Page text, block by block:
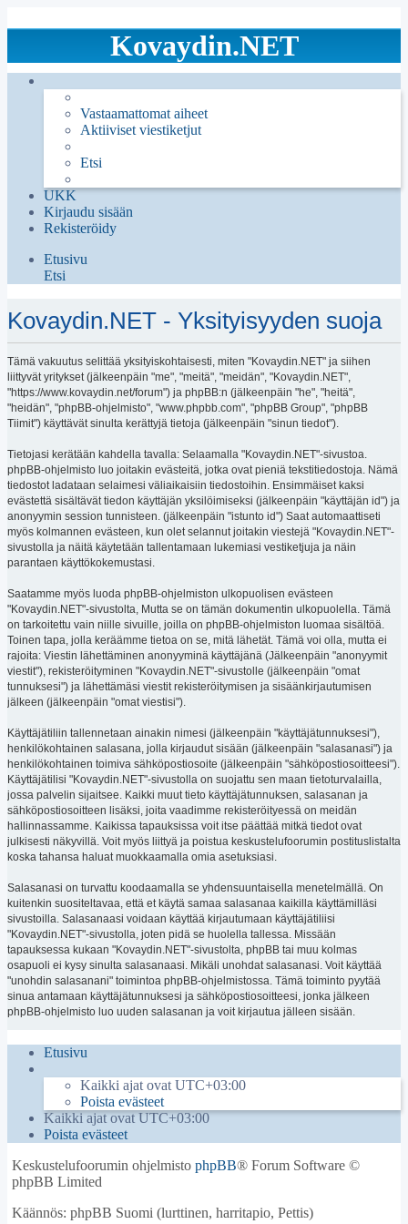
Kovaydin.NET
Vastaamattomat aiheet
Aktiiviset viestiketjut
Etsi
UKK
Kirjaudu sisään
Rekisteröidy
Etusivu
Etsi
Kovaydin.NET - Yksityisyyden suoja
Tämä vakuutus selittää yksityiskohtaisesti, miten "Kovaydin.NET" ja siihen
liittyvät yritykset (jälkeenpäin "me", "meitä", "meidän", "Kovaydin.NET",
"https://www.kovaydin.net/forum") ja phpBB:n (jälkeenpäin "he", "heitä",
"heidän", "phpBB-ohjelmisto", "www.phpbb.com", "phpBB Group", "phpBB
Tiimit") käyttävät sinulta kerättyjä tietoja (jälkeenpäin "sinun tiedot").
Tietojasi kerätään kahdella tavalla: Selaamalla "Kovaydin.NET"-sivustoa.
phpBB-ohjelmisto luo joitakin evästeitä, jotka ovat pieniä tekstitiedostoja. Nämä
tiedostot ladataan selaimesi väliaikaisiin tiedostoihin. Ensimmäiset kaksi
evästettä sisältävät tiedon käyttäjän yksilöimiseksi (jälkeenpäin "käyttäjän id") ja
anonyymin session tunnisteen. (jälkeenpäin "istunto id") Saat automaattiseti
myös kolmannen evästeen, kun olet selannut joitakin viestejä "Kovaydin.NET"-
sivustolla ja näitä käytetään tallentamaan lukemiasi vestiketjuja ja näin
parantaen käyttökokemustasi.
Saatamme myös luoda phpBB-ohjelmiston ulkopuolisen evästeen
"Kovaydin.NET"-sivustolta, Mutta se on tämän dokumentin ulkopuolella. Tämä
on tarkoitettu vain niille sivuille, joilla on phpBB-ohjelmiston luomaa sisältöä.
Toinen tapa, jolla keräämme tietoa on se, mitä lähetät. Tämä voi olla, mutta ei
rajoita: Viestin lähettäminen anonyyminä käyttäjänä (Jälkeenpäin "anonyymit
viestit"), rekisteröityminen "Kovaydin.NET"-sivustolle (jälkeenpäin "omat
tunnuksesi") ja lähettämäsi viestit rekisteröitymisen ja sisäänkirjautumisen
jälkeen (jälkeenpäin "omat viestisi").
Käyttäjätiliin tallennetaan ainakin nimesi (jälkeenpäin "käyttäjätunnuksesi"),
henkilökohtainen salasana, jolla kirjaudut sisään (jälkeenpäin "salasanasi") ja
henkilökohtainen toimiva sähköpostiosoite (jälkeenpäin "sähköpostiosoitteesi").
Käyttäjätilisi "Kovaydin.NET"-sivustolla on suojattu sen maan tietoturvalailla,
jossa palvelin sijaitsee. Kaikki muut tieto käyttäjätunnuksen, salasanan ja
sähköpostiosoitteen lisäksi, joita vaadimme rekisteröityessä on meidän
hallinnassamme. Kaikissa tapauksissa voit itse päättää mitkä tiedot ovat
julkisesti näkyvillä. Voit myös liittyä ja poistua keskustelufoorumin postituslistalta
koska tahansa haluat muokkaamalla omia asetuksiasi.
Salasanasi on turvattu koodaamalla se yhdensuuntaisella menetelmällä. On
kuitenkin suositeltavaa, että et käytä samaa salasanaa kaikilla käyttämilläsi
sivustoilla. Salasanaasi voidaan käyttää kirjautumaan käyttäjätiliisi
"Kovaydin.NET"-sivustolla, joten pidä se huolella tallessa. Missään
tapauksessa kukaan "Kovaydin.NET"-sivustolta, phpBB tai muu kolmas
osapuoli ei kysy sinulta salasanaasi. Mikäli unohdat salasanasi. Voit käyttää
"unohdin salasanani" toimintoa phpBB-ohjelmistossa. Tämä toiminto pyytää
sinua antamaan käyttäjätunnuksesi ja sähköpostiosoitteesi, jonka jälkeen
phpBB-ohjelmisto luo uuden salasanan ja voit kirjautua jälleen sisään.
Etusivu
Kaikki ajat ovat UTC+03:00
Poista evästeet
Kaikki ajat ovatUTC+03:00
Poista evästeet
Keskustelufoorumin ohjelmisto phpBB® Forum Software ©
phpBB Limited
Käännös: phpBB Suomi (lurttinen, harritapio, Pettis)